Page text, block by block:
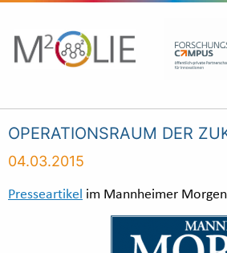
OPERATIONSRAUM DER
04.03.2015
Presseartikel im Mannheimer